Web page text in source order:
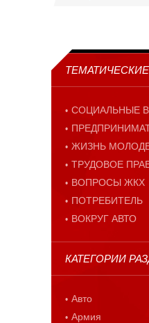
СОЦИАЛЬНЫЕ
ЖИЗНЬ
ТРУДОВОЕ
ВОПРОСЫ ЖКХ
ПОТРЕБИТЕЛЬ
ВОКРУГ АВТО
КАТЕГОРИИ
Авто
Армия